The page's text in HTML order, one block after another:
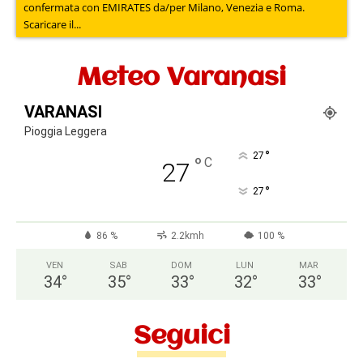
confermata con EMIRATES da/per Milano, Venezia e Roma.
Scaricare il...
Meteo Varanasi
VARANASI
Pioggia Leggera
27 ° C 27 °
27 °
86 % 2.2kmh 100 %
VEN
34°
SAB
35°
DOM
33°
LUN
32°
MAR
33°
Seguici